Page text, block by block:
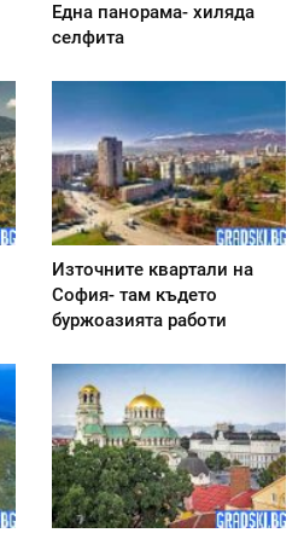
Една панорама- хиляда
селфита
Източните квартали на
София- там където
буржоазията работи